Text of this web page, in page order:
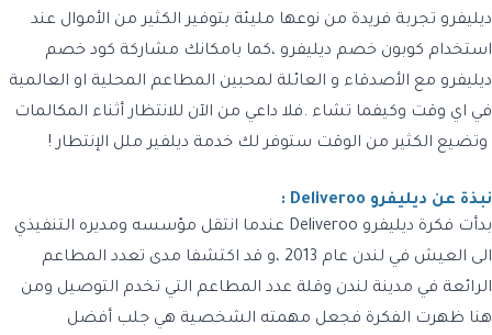
ديليفرو تجربة فريدة من نوعها مليئة بتوفير الكثير من الأموال عند
استخدام كوبون خصم ديليفرو ،كما بامكانك مشاركة كود خصم
ديليفرو مع الأصدقاء و العائلة لمحبين المطاعم المحلية او العالمية
في اي وقت وكيفما تشاء .فلا داعي من الآن للانتظار أثناء المكالمات
وتضيع الكثير من الوقت ستوفر لك خدمة ديلفير ملل الإنتطار !
نبذة عن ديليفرو Deliveroo
:
بدأت فكرة ديليفرو Deliveroo عندما انتقل مؤسسه ومديره التنفيذي
الى العيش في لندن عام 2013 ،و قد اكتشفا مدى تعدد المطاعم
الرائعة في مدينة لندن وقلة عدد المطاعم التي تخدم التوصيل ومن
هنا ظهرت الفكرة فجعل مهمته الشخصية هي جلب أفضل